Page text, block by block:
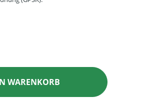
Wert ein oder
WARENKORB